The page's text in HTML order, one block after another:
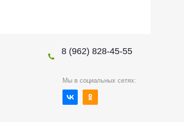
8 (962) 828-45-55
Мы в социальных сетях: